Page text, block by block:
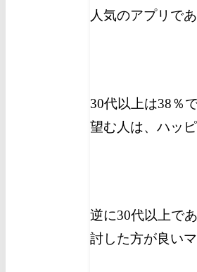
人気のアプリで
30代以上は38％
望む人は、ハッ
逆に30代以上で
討した方が良い